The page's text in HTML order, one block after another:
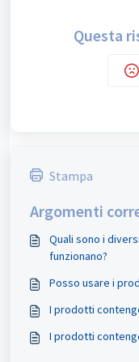
Questa
Stampa
Argomenti
Quali sono i
funzionano?
Posso usare i
I prodotti
I prodotti